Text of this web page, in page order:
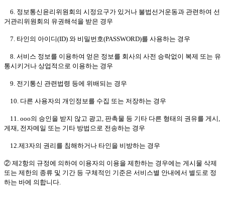
6. 정보통신윤리위원회의 시정요구가 있거나 불법선거운동과 관련하여 선
거관리위원회의 유권해석을 받은 경우
7. 타인의 아이디(ID) 와 비밀번호(PASSWORD)를 사용하는 경우
8. 서비스 정보를 이용하여 얻은 정보를 회사의 사전 승락없이 복제 또는 유
통시키거나 상업적으로 이용하는 경우
9. 전기통신 관련법령 등에 위배되는 경우
10. 다른 사용자의 개인정보를 수집 또는 저장하는 경우
11. ooo의 승인을 받지 않고 광고, 판촉물 등 기타 다른 형태의 권유를 게시,
게재, 전자메일 또는 기타 방법으로 전송하는 경우
12.제3자의 권리를 침해하거나 타인을 비방하는 경우
② 제2항의 규정에 의하여 이용자의 이용을 제한하는 경우에는 게시물 삭제
또는 제한의 종류 및 기간 등 구체적인 기준은 서비스별 안내에서 별도로 정
하는 바에 의합니다.